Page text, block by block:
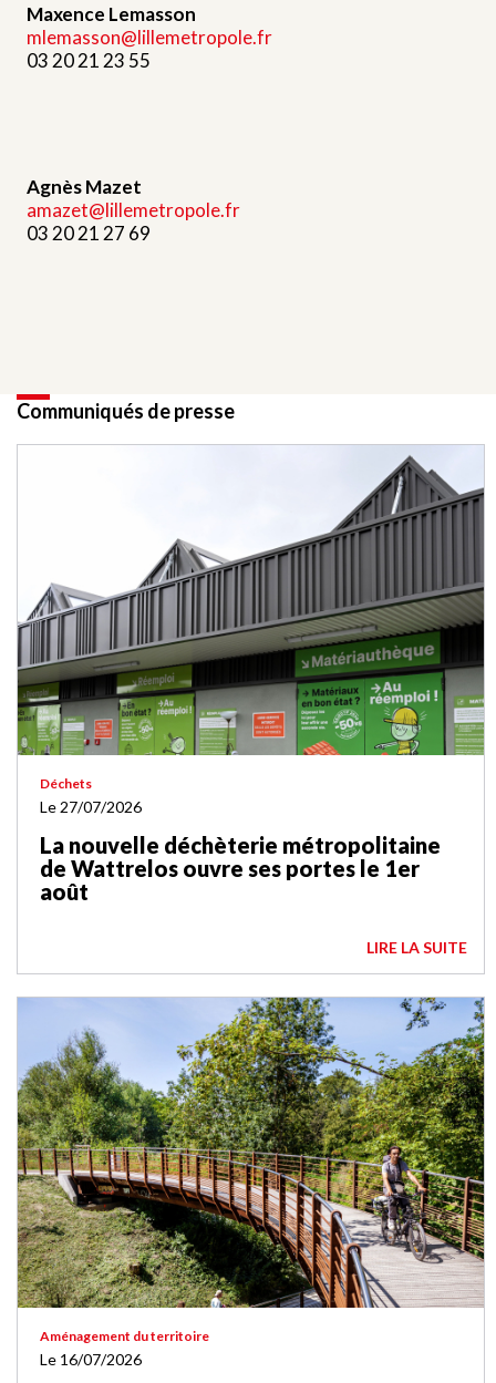
Maxence Lemasson
mlemasson@lillemetropole.fr
03 20 21 23 55
Agnès Mazet
amazet@lillemetropole.fr
03 20 21 27 69
Communiqués de presse
Déchets
Le 27/07/2026
La nouvelle déchèterie métropolitaine
de Wattrelos ouvre ses portes le 1er
août
LIRE LA SUITE
Aménagement du territoire
Le 16/07/2026